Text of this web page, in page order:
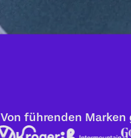
Von führenden